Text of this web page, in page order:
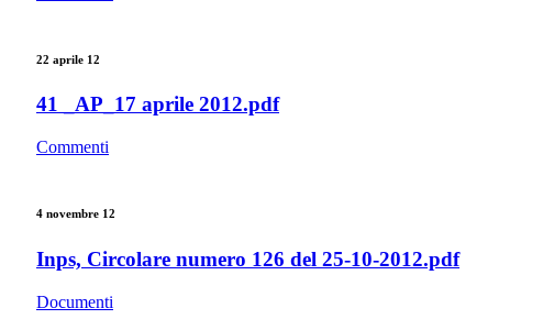
22 aprile 12
41 _AP_17 aprile 2012.pdf
Commenti
4 novembre 12
Inps, Circolare numero 126 del 25-10-2012.pdf
Documenti